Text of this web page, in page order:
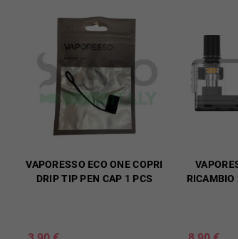
VAPORESSO ECO ONE COPRI
DRIP TIP PEN CAP 1 PCS